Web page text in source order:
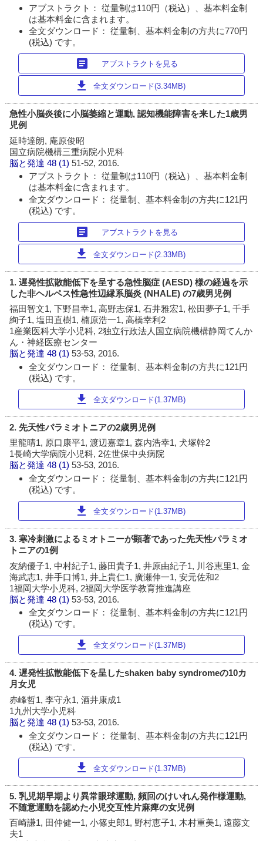
アブストラクト： 従量制は110円（税込）、基本料金制
は基本料金に含まれます。
全文ダウンロード： 従量制、基本料金制の方共に770円
(税込) です。
article アブストラクトを見る
download 全文ダウンロード(3.34MB)
急性小脳炎後に小脳萎縮と運動, 認知機能障害を来した1歳男
児例
延時達朗, 庵原俊昭
国立病院機構三重病院小児科
脳と発達 48 (1)51-52, 2016.
アブストラクト： 従量制は110円（税込）、基本料金制
は基本料金に含まれます。
全文ダウンロード： 従量制、基本料金制の方共に121円
(税込) です。
article アブストラクトを見る
download 全文ダウンロード(2.33MB)
1. 遅発性拡散能低下を呈する急性脳症 (AESD) 様の経過を示
した非ヘルペス性急性辺縁系脳炎 (NHALE) の7歳男児例
福田智文1, 下野昌幸1, 高野志保1, 石井雅宏1, 松田夢子1, 千手
絢子1, 塩田直樹1, 楠原浩一1, 高橋幸利2
1産業医科大学小児科, 2独立行政法人国立病院機構静岡てんか
ん・神経医療センター
脳と発達 48 (1)53-53, 2016.
全文ダウンロード： 従量制、基本料金制の方共に121円
(税込) です。
download 全文ダウンロード(1.37MB)
2. 先天性パラミオトニアの2歳男児例
里龍晴1, 原口康平1, 渡辺嘉章1, 森内浩幸1, 犬塚幹2
1長崎大学病院小児科, 2佐世保中央病院
脳と発達 48 (1)53-53, 2016.
全文ダウンロード： 従量制、基本料金制の方共に121円
(税込) です。
download 全文ダウンロード(1.37MB)
3. 寒冷刺激によるミオトニーが顕著であった先天性パラミオ
トニアの1例
友納優子1, 中村紀子1, 藤田貴子1, 井原由紀子1, 川谷恵里1, 金
海武志1, 井手口博1, 井上貴仁1, 廣瀬伸一1, 安元佐和2
1福岡大学小児科, 2福岡大学医学教育推進講座
脳と発達 48 (1)53-53, 2016.
全文ダウンロード： 従量制、基本料金制の方共に121円
(税込) です。
download 全文ダウンロード(1.37MB)
4. 遅発性拡散能低下を呈したshaken baby syndromeの10カ
月女児
赤峰哲1, 李守永1, 酒井康成1
1九州大学小児科
脳と発達 48 (1)53-53, 2016.
全文ダウンロード： 従量制、基本料金制の方共に121円
(税込) です。
download 全文ダウンロード(1.37MB)
5. 乳児期早期より異常眼球運動, 頻回のけいれん発作様運動,
不随意運動を認めた小児交互性片麻痺の女児例
百崎謙1, 田仲健一1, 小篠史郎1, 野村恵子1, 木村重美1, 遠藤文
夫1